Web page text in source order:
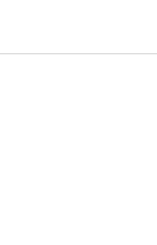
konten